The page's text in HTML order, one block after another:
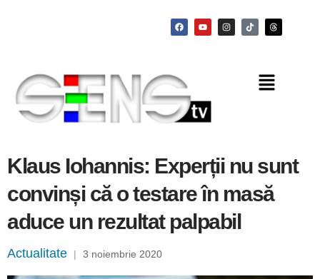
Klaus Iohannis: Experții nu sunt
convinși că o testare în masă
aduce un rezultat palpabil
Actualitate | 3 noiembrie 2020